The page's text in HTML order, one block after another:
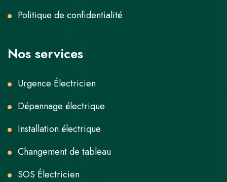
Politique de confidentialité
Nos services
Urgence Électricien
Dépannage électrique
Installation électrique
Changement de tableau
SOS Électricien